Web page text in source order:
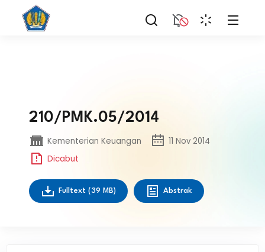
210/PMK.05/2014
Kementerian Keuangan
11 Nov 2014
Dicabut
Fulltext (39 MB) Abstrak